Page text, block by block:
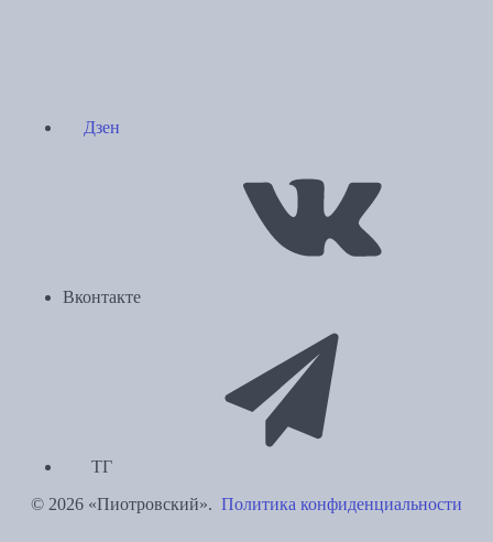
Дзен
Вконтакте
ТГ
© 2026 «Пиотровский». Политика конфиденциальности